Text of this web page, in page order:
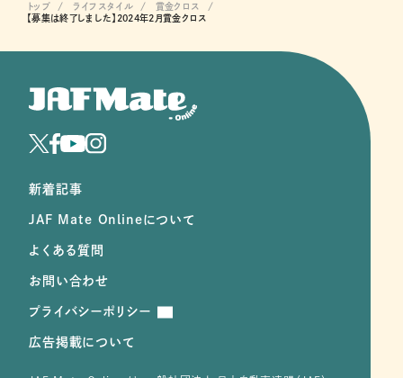
トップ ライフスタイル
賞金クロス
【募集は終了しました】2024年2月賞金クロス
新着記事
JAF Mate Onlineについて
よくある質問
お問い合わせ
プライバシーポリシー
広告掲載について